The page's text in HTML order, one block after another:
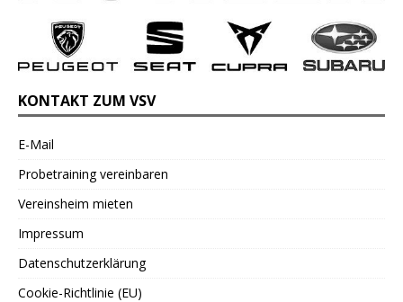
KONTAKT ZUM VSV
E-Mail
Probetraining vereinbaren
Vereinsheim mieten
Impressum
Datenschutzerklärung
Cookie-Richtlinie (EU)